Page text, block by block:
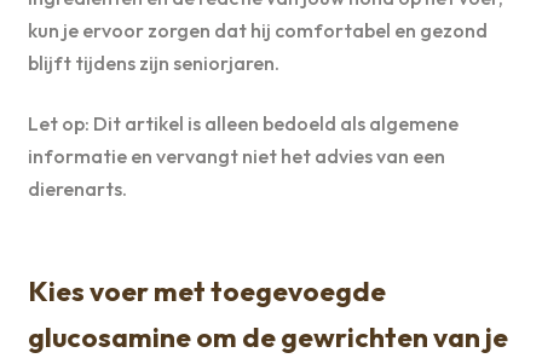
kun je ervoor zorgen dat hij comfortabel en gezond
blijft tijdens zijn seniorjaren.
Let op: Dit artikel is alleen bedoeld als algemene
informatie en vervangt niet het advies van een
dierenarts.
Kies voer met toegevoegde
glucosamine om de gewrichten van je